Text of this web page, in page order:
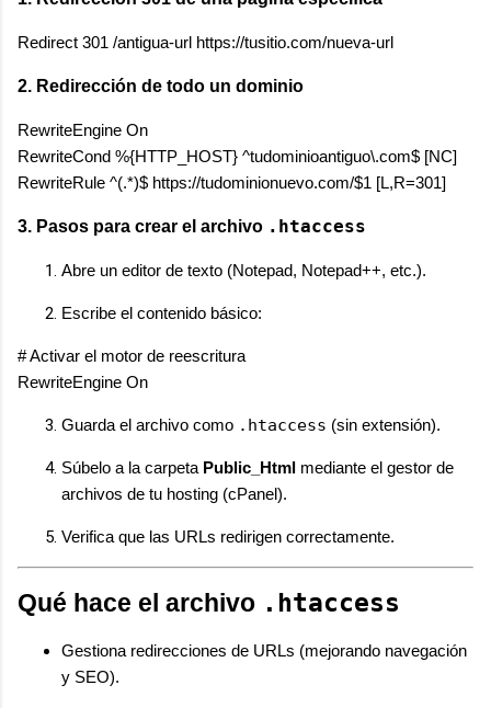
2. Redirección de todo un dominio
RewriteEngine On
RewriteCond %{HTTP_HOST} ^tudominioantiguo\.com$ [NC]
3. Pasos para crear el archivo .htaccess
Abre un editor de texto (Notepad, Notepad++, etc.).
Escribe el contenido básico:
# Activar el motor de reescritura
Guarda el archivo como .htaccess (sin extensión).
Súbelo a la carpeta Public_Html mediante el gestor de
archivos de tu hosting (cPanel).
Verifica que las URLs redirigen correctamente.
Qué hace el archivo .htaccess
Gestiona redirecciones de URLs (mejorando navegación
y SEO).